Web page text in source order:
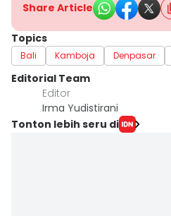
Share Article
Topics
Bali Kamboja Denpasar
Editorial Team
Editor
Irma Yudistirani
Tonton lebih seru di